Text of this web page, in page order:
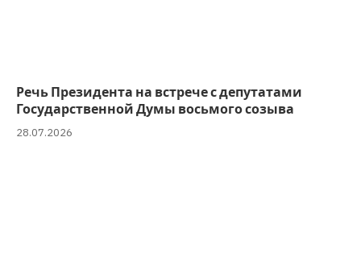
Речь Президента на встрече с депутатами
Государственной Думы восьмого созыва
28.07.2026